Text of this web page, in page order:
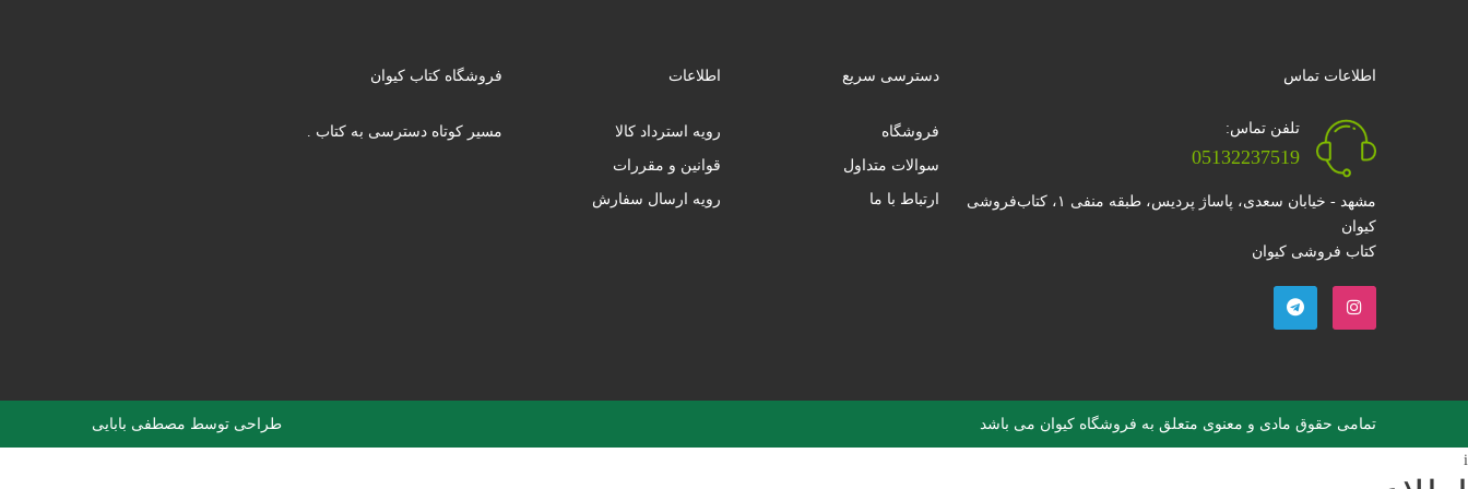
اطلاعات تماس
تلفن تماس:
05132237519
مشهد - خیابان سعدی، پاساژ پردیس، طبقه منفی ۱، کتاب‌فروشی
کیوان
کتاب فروشی کیوان
دسترسی سریع
فروشگاه
سوالات متداول
ارتباط با ما
اطلاعات
رویه استرداد کالا
قوانین و مقررات
رویه ارسال سفارش
فروشگاه کتاب کیوان
مسیر کوتاه دسترسی به کتاب .
تمامی حقوق مادی و معنوی متعلق به فروشگاه کیوان می باشد طراحی توسط مصطفی بابایی
i